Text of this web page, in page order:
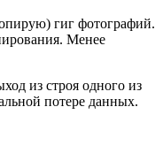
гиг фотографий.
Менее
из строя одного из
потере данных.